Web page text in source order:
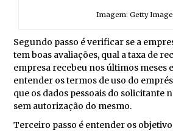
Imagem: Getty
Segundo passo é verificar se a
tem boas avaliações, qual a taxa de
empresa recebeu nos últimos meses
entender os termos de uso do
que os dados pessoais do solicitante
sem autorização do mesmo.
Terceiro passo é entender os